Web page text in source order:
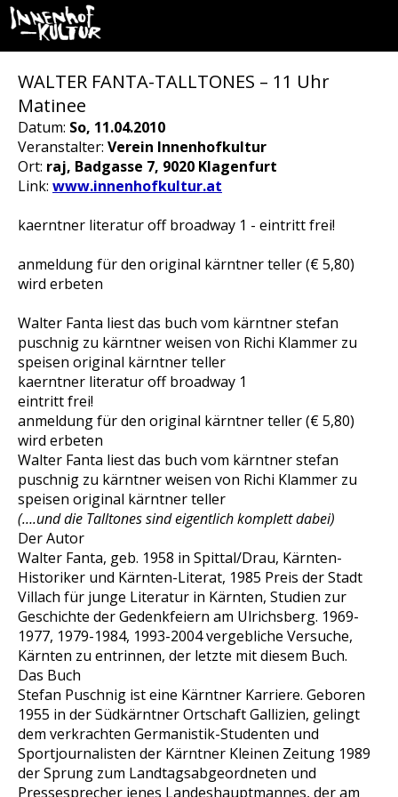
WALTER FANTA-TALLTONES – 11 Uhr
Matinee
Datum: So, 11.04.2010
Veranstalter: Verein Innenhofkultur
Ort: raj, Badgasse 7, 9020 Klagenfurt
Link: www.innenhofkultur.at
kaerntner literatur off broadway 1 - eintritt frei!
anmeldung für den original kärntner teller (€ 5,80)
wird erbeten
Walter Fanta liest das buch vom kärntner stefan
puschnig zu kärntner weisen von Richi Klammer zu
speisen original kärntner teller
kaerntner literatur off broadway 1
eintritt frei!
anmeldung für den original kärntner teller (€ 5,80)
wird erbeten
Walter Fanta liest das buch vom kärntner stefan
puschnig zu kärntner weisen von Richi Klammer zu
speisen original kärntner teller
(….und die Talltones sind eigentlich komplett dabei)
Der Autor
Walter Fanta, geb. 1958 in Spittal/Drau, Kärnten-
Historiker und Kärnten-Literat, 1985 Preis der Stadt
Villach für junge Literatur in Kärnten, Studien zur
Geschichte der Gedenkfeiern am Ulrichsberg. 1969-
1977, 1979-1984, 1993-2004 vergebliche Versuche,
Kärnten zu entrinnen, der letzte mit diesem Buch.
Das Buch
Stefan Puschnig ist eine Kärntner Karriere. Geboren
1955 in der Südkärntner Ortschaft Gallizien, gelingt
dem verkrachten Germanistik-Studenten und
Sportjournalisten der Kärntner Kleinen Zeitung 1989
der Sprung zum Landtagsabgeordneten und
Pressesprecher jenes Landeshauptmannes, der am